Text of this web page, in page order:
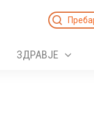
Search
ЗДРАВЈЕ